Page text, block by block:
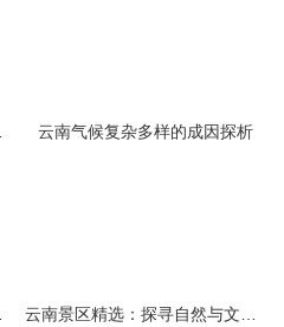
云南气候复杂多样的成因探析